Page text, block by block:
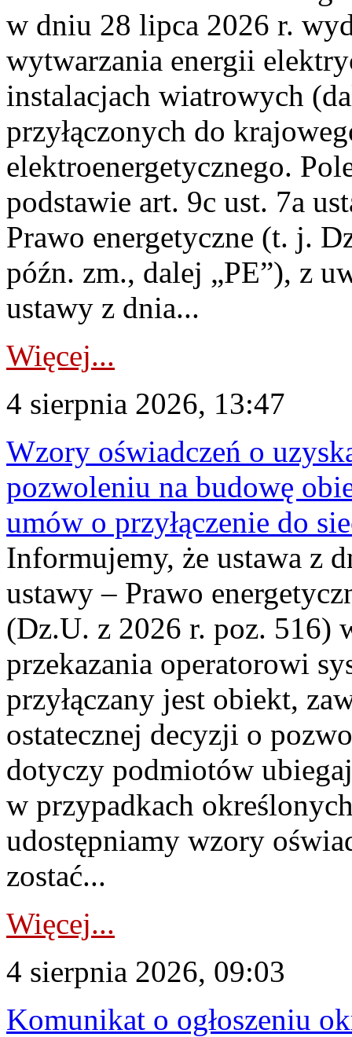
w dniu 28 lipca 2026 r.
wytwarzania energii
instalacjach wiatrowych
przyłączonych do
elektroenergetycznego.
podstawie art. 9c ust. 7a
Prawo energetyczne (t. j.
późn. zm., dalej „PE”), z
ustawy z dnia...
Więcej...
4 sierpnia 2026, 13:47
Wzory oświadczeń o
pozwoleniu na budowę
umów o przyłączenie do
Informujemy, że ustawa z
ustawy – Prawo
(Dz.U. z 2026 r. poz. 516)
przekazania operatorowi
przyłączany jest obiekt,
ostatecznej decyzji o
dotyczy podmiotów
w przypadkach
udostępniamy wzory
zostać...
Więcej...
4 sierpnia 2026, 09:03
Komunikat o ogłoszeniu